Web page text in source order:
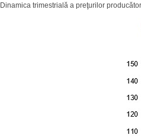
Dinamica trimestrială a preţurilor